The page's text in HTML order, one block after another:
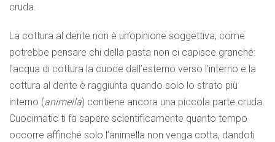
cruda.
La cottura al dente non è un’opinione soggettiva, come
potrebbe pensare chi della pasta non ci capisce granché:
l’acqua di cottura la cuoce dall’esterno verso l’interno e la
cottura al dente è raggiunta quando solo lo strato più
interno (animella) contiene ancora una piccola parte cruda.
Cuocimatic ti fa sapere scientificamente quanto tempo
occorre affinché solo l’animella non venga cotta, dandoti